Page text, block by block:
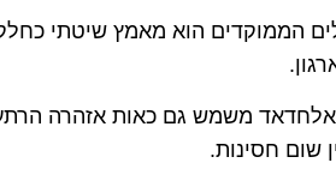
הממוקדים הוא מאמץ שיטתי
אלחדאד משמש גם כאות אזהרה
שום חסינות.